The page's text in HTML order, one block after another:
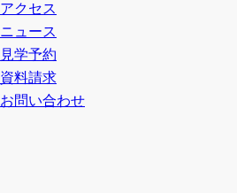
アクセス
ニュース
見学予約
資料請求
お問い合わせ